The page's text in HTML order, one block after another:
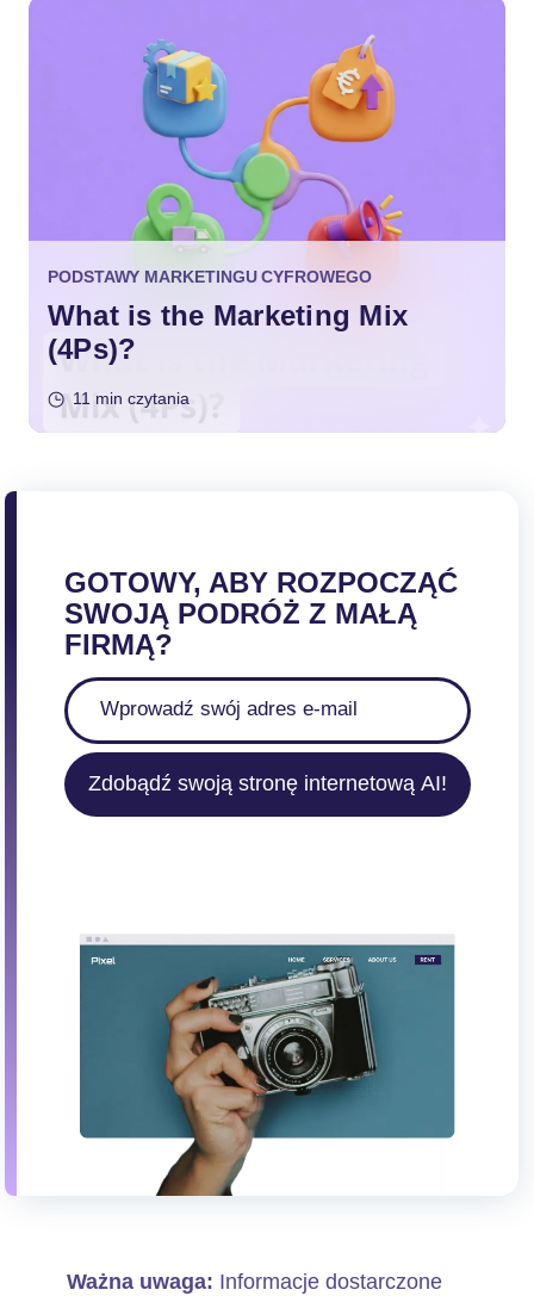
PODSTAWY MARKETINGU CYFROWEGO
What is the Marketing Mix
(4Ps)?
11 min czytania
GOTOWY, ABY ROZPOCZĄĆ
SWOJĄ PODRÓŻ Z MAŁĄ
FIRMĄ?
Zdobądź swoją stronę internetową AI!
Ważna uwaga: Informacje dostarczone